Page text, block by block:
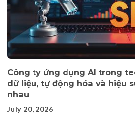
Công ty ứng dụng AI trong
dữ liệu, tự động hóa và hiệu
nhau
July 20, 2026